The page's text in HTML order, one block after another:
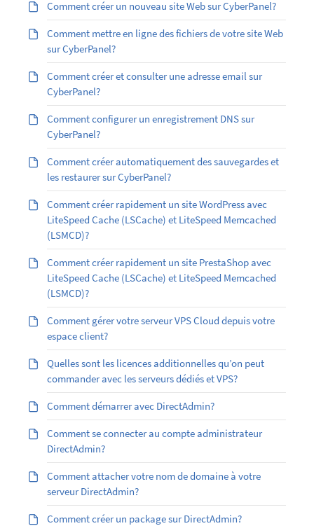
Comment créer un nouveau site Web sur CyberPanel?
Comment mettre en ligne des fichiers de votre site Web
sur CyberPanel?
Comment créer et consulter une adresse email sur
CyberPanel?
Comment configurer un enregistrement DNS sur
CyberPanel?
Comment créer automatiquement des sauvegardes et
les restaurer sur CyberPanel?
Comment créer rapidement un site WordPress avec
LiteSpeed Cache (LSCache) et LiteSpeed Memcached
(LSMCD)?
Comment créer rapidement un site PrestaShop avec
LiteSpeed Cache (LSCache) et LiteSpeed Memcached
(LSMCD)?
Comment gérer votre serveur VPS Cloud depuis votre
espace client?
Quelles sont les licences additionnelles qu’on peut
commander avec les serveurs dédiés et VPS?
Comment démarrer avec DirectAdmin?
Comment se connecter au compte administrateur
DirectAdmin?
Comment attacher votre nom de domaine à votre
serveur DirectAdmin?
Comment créer un package sur DirectAdmin?